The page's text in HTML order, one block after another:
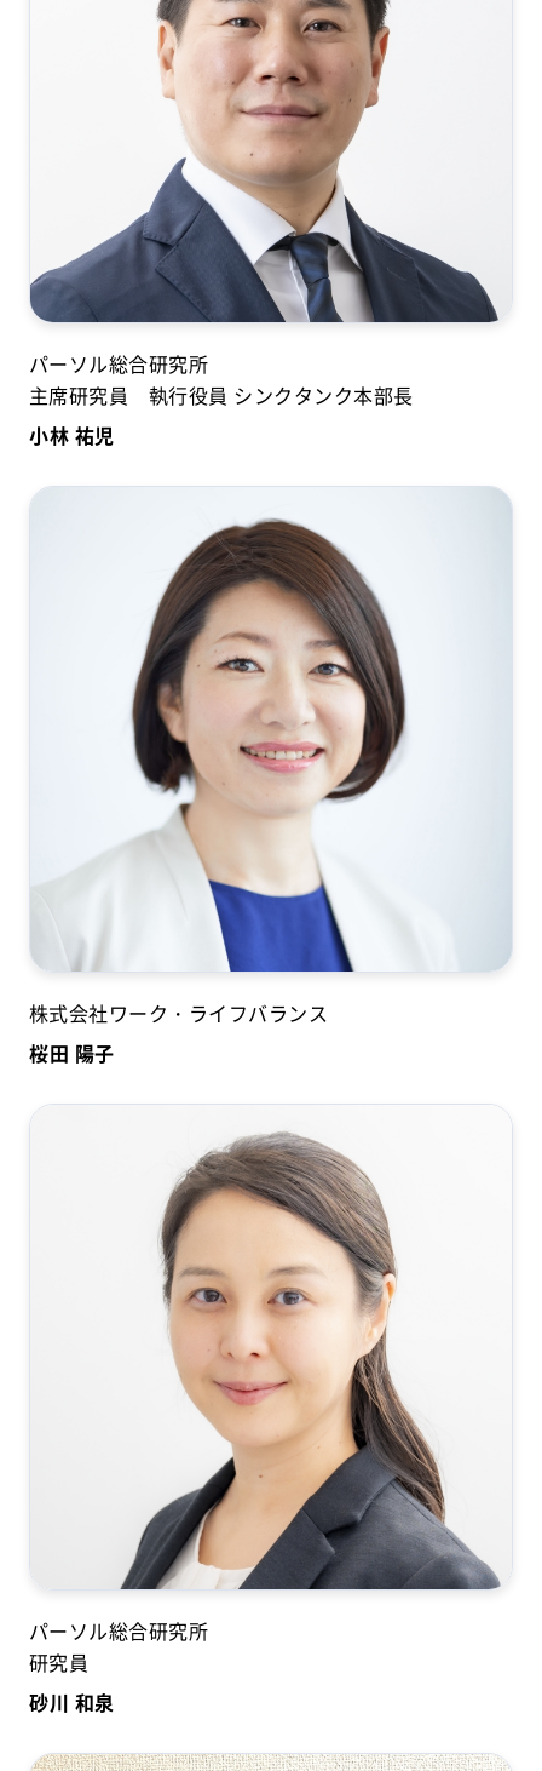
パーソル総合研究所
主席研究員 執行役員 シンクタンク本部長
小林 祐児
株式会社ワーク・ライフバランス
桜田 陽子
パーソル総合研究所
研究員
砂川 和泉